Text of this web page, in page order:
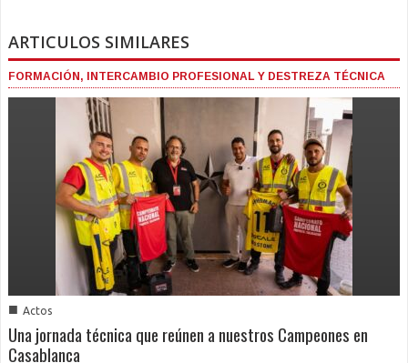
ARTICULOS SIMILARES
FORMACIÓN, INTERCAMBIO PROFESIONAL Y DESTREZA TÉCNICA
■ Actos
Una jornada técnica que reúnen a nuestros Campeones en
Casablanca